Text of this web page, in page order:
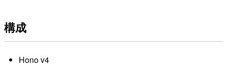
構成
Hono v4